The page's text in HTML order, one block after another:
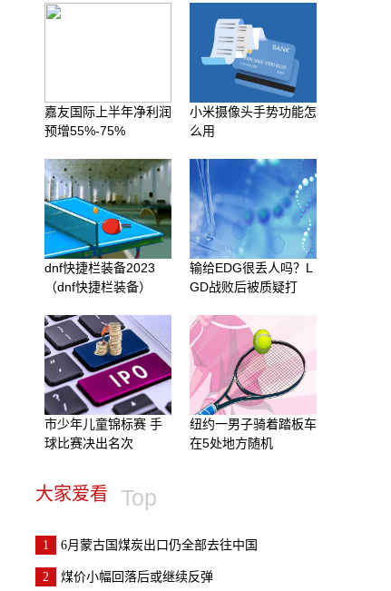
嘉友国际上半年净利润
预增55%-75%
小米摄像头手势功能怎
么用
dnf快捷栏装备2023
（dnf快捷栏装备）
输给EDG很丢人吗？L
GD战败后被质疑打
市少年儿童锦标赛 手
球比赛决出名次
纽约一男子骑着踏板车
在5处地方随机
大家爱看 Top
1 6月蒙古国煤炭出口仍全部去往中国
2 煤价小幅回落后或继续反弹